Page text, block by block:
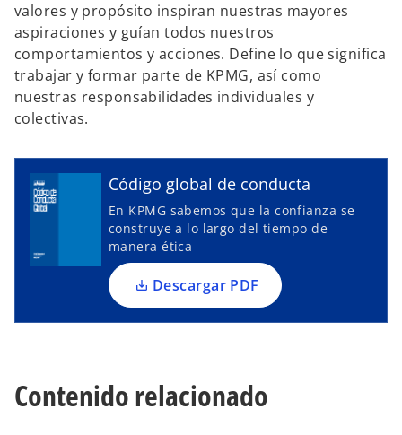
valores y propósito inspiran nuestras mayores
aspiraciones y guían todos nuestros
comportamientos y acciones. Define lo que significa
trabajar y formar parte de KPMG, así como
nuestras responsabilidades individuales y
colectivas.
Código global de conducta
En KPMG sabemos que la confianza se
construye a lo largo del tiempo de
manera ética
Descargar PDF
s
e
a
b
n
u
n
e
s
ñ
a
Contenido relacionado